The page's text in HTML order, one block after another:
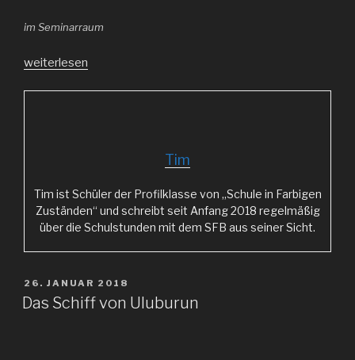
im Seminarraum
„Die
weiterlesen
Tim
Tim ist Schüler der Profilklasse von „Schule in Farbigen
Zuständen“ und schreibt seit Anfang 2018 regelmäßig
über die Schulstunden mit dem SFB aus seiner Sicht.
VERÖFFENTLICHT
AM
26. JANUAR 2018
Das Schiff von Uluburun